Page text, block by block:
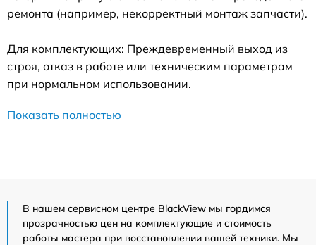
ремонта (например, некорректный монтаж запчасти).
Для комплектующих: Преждевременный выход из
строя, отказ в работе или техническим параметрам
при нормальном использовании.
Показать полностью
В нашем сервисном центре BlackView мы гордимся
прозрачностью цен на комплектующие и стоимость
работы мастера при восстановлении вашей техники. Мы